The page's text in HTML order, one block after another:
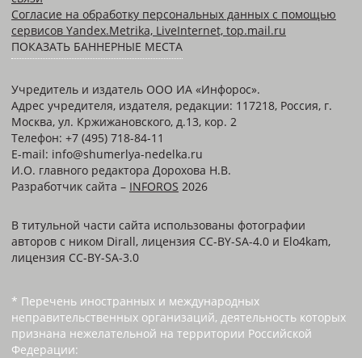
Согласие на обработку персональных данных с помощью
сервисов Yandex.Metrika, LiveInternet, top.mail.ru
ПОКАЗАТЬ БАННЕРНЫЕ МЕСТА
Учредитель и издатель ООО ИА «Инфорос».
Адрес учредителя, издателя, редакции: 117218, Россия, г.
Москва, ул. Кржижановского, д.13, кор. 2
Телефон: +7 (495) 718-84-11
E-mail: info@shumerlya-nedelka.ru
И.О. главного редактора Дорохова Н.В.
Разработчик сайта – INFOROS 2026
В титульной части сайта использованы фотографии
авторов с ником Dirall, лицензия CC-BY-SA-4.0 и Elo4kam,
лицензия CC-BY-SA-3.0
* Перечень иностранных и международных
неправительственных организаций, деятельность которых
признана нежелательной на территории Российской
Федерации: